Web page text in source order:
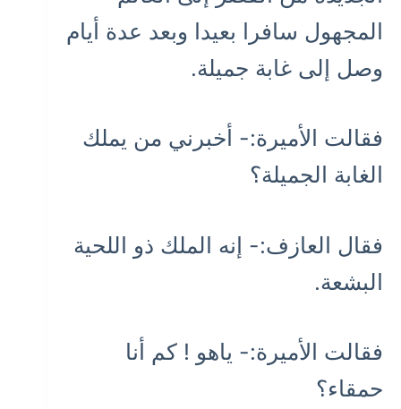
المجهول سافرا بعيدا وبعد عدة أيام
وصل إلى غابة جميلة.
فقالت الأميرة:- أخبرني من يملك
الغابة الجميلة؟
فقال العازف:- إنه الملك ذو اللحية
البشعة.
فقالت الأميرة:- ياهو ! كم أنا
حمقاء؟